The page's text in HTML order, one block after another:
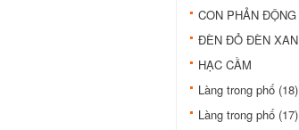
CON PHẢN ĐỘNG
ÐÈN ÐỎ ÐÈN
HẠC CẦM
Làng trong phố
Làng trong phố